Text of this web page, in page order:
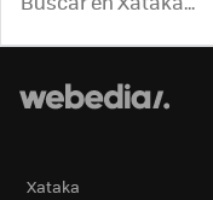
Xataka